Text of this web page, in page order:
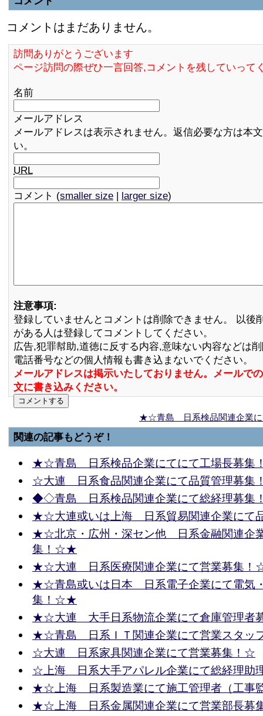
コメントはまだありません。
訪問ありがとうございます
ページ訪問の際ぜひ一言回答,コメントを残していって
名前
メールアドレス
メールアドレスは表示されません。返信必要な方は本
い。
URL
コメント (smaller size | larger size)
注意事項:
登録していませんとコメントは削除できません。 以後
がある人は登録してコメントしてください。
広告,犯罪幇助,道徳に反する内容,意味ない内容などは
電話番号などの個人情報も書き込まないでください。
メールアドレスは掲示いたしておりません。メールで
文に書き込みください。
★☆青島 日系検品関連企業
関連の記事もどうぞ！
★☆青島 日系検品企業にてにて工場長募
☆大連 日系食品関連企業にて品質管理募集
◆◇青島 日系検品関連企業にて総経理募
★☆大連或いは上海 日系貿易関連企業にて
★☆北京・広州・深セン他 日系金融関連企
集！☆★
★☆大連 日系医療関連企業にて営業募集
★☆青島或いは日本 日系電子企業にて電気
集！☆★
★☆大連 大手日系物流企業にて倉庫管理
★☆青島 日系ＩＴ関連企業にて営業スタッ
☆大連 日系家具関連企業にて営業募集！☆
☆上海 日系大手アパレル企業にて総経理助
★☆上海 日系製造業にて施工管理者（工事
★☆上海 日系金属関連企業にて営業部長